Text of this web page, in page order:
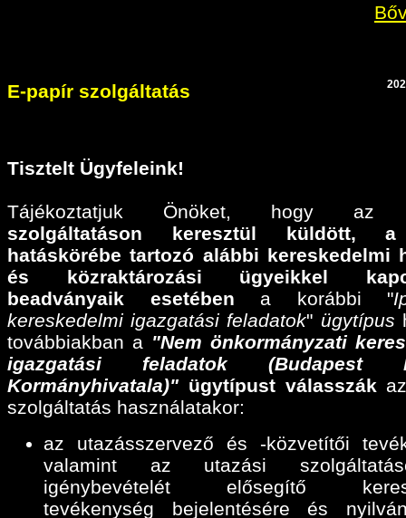
E-papír szolgáltatás
Tisztelt Ügyfeleink!
Tájékoztatjuk Önöket, hogy
szolgáltatáson keresztül küldött,a
hatáskörébe tartozó alábbi kereskedelmi
és közraktározási ügyeikkel
beadványaik esetében a korábbi "
kereskedelmi igazgatási feladatok" ügytípus
továbbiakban a "Nem önkormányzati
igazgatási feladatok (Budapest
Kormányhivatala)" ügytípust válasszák
szolgáltatás használatakor:
az utazásszervező és -közvetítői
valamint az utazási
igénybevételét elősegítő
tevékenység bejelentésére és